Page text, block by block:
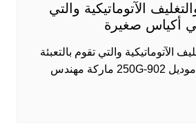
الآتوماتيكية والتي
في أكياس صغيرة
الآتوماتيكية والتي تقوم بالتعبئة
في أكياس صغيرة موديل 902-250G ماركة مهندس